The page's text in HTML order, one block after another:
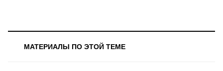
МАТЕРИАЛЫ ПО ЭТОЙ ТЕМЕ